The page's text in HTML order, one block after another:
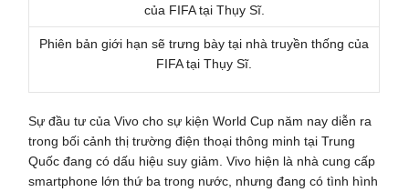
Phiên bản giới hạn sẽ trưng bày tại nhà truyền thống của
FIFA tại Thụy Sĩ.
Sự đầu tư của Vivo cho sự kiện World Cup năm nay diễn ra
trong bối cảnh thị trường điện thoại thông minh tại Trung
Quốc đang có dấu hiệu suy giảm. Vivo hiện là nhà cung cấp
smartphone lớn thứ ba trong nước, nhưng đang có tình hình